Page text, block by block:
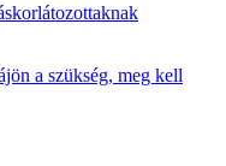
a szükség, meg kell